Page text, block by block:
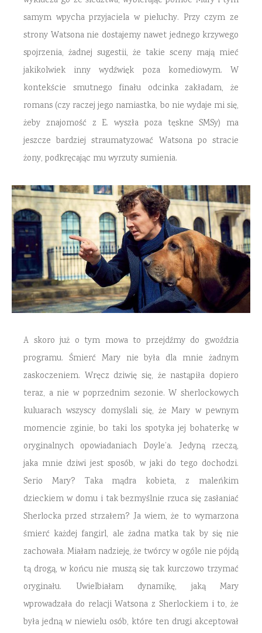
samym wpycha przyjaciela w pieluchy. Przy czym ze
strony Watsona nie dostajemy nawet jednego krzywego
spojrzenia, żadnej sugestii, że takie sceny mają mieć
jakikolwiek inny wydźwięk poza komediowym. W
kontekście smutnego finału odcinka zakładam, że
romans (czy raczej jego namiastka, bo nie wydaje mi się,
żeby znajomość z E. wyszła poza tęskne SMSy) ma
jeszcze bardziej straumatyzować Watsona po stracie
żony, podkręcając mu wyrzuty sumienia.
A skoro już o tym mowa to przejdźmy do gwoździa
programu. Śmierć Mary nie była dla mnie żadnym
zaskoczeniem. Wręcz dziwię się, że nastąpiła dopiero
teraz, a nie w poprzednim sezonie. W sherlockowych
kuluarach wszyscy domyślali się, że Mary w pewnym
momencie zginie, bo taki los spotyka jej bohaterkę w
oryginalnych opowiadaniach Doyle’a. Jedyną rzeczą,
jaka mnie dziwi jest sposób, w jaki do tego dochodzi.
Serio Mary? Taka mądra kobieta, z maleńkim
dzieckiem w domu i tak bezmyślnie rzuca się zasłaniać
Sherlocka przed strzałem? Ja wiem, że to wymarzona
śmierć każdej fangirl, ale żadna matka tak by się nie
zachowała. Miałam nadzieję, że twórcy w ogóle nie pójdą
tą drogą, w końcu nie muszą się tak kurczowo trzymać
oryginału. Uwielbiałam dynamikę, jaką Mary
wprowadzała do relacji Watsona z Sherlockiem i to, że
była jedną w niewielu osób, które ten drugi akceptował